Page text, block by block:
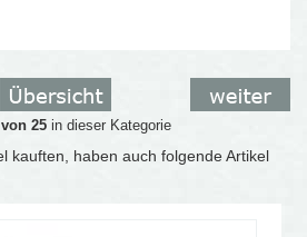
25 in dieser Kategorie
kauften, haben auch folgende Artikel